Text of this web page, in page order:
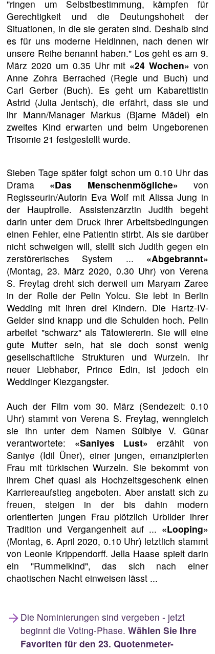
"ringen um Selbstbestimmung, kämpfen für
Gerechtigkeit und die Deutungshoheit der
Situationen, in die sie geraten sind. Deshalb sind
es für uns moderne Heldinnen, nach denen wir
unsere Reihe benannt haben." Los geht es am 9.
März 2020 um 0.35 Uhr mit «24 Wochen» von
Anne Zohra Berrached (Regie und Buch) und
Carl Gerber (Buch). Es geht um Kabarettistin
Astrid (Julia Jentsch), die erfährt, dass sie und
ihr Mann/Manager Markus (Bjarne Mädel) ein
zweites Kind erwarten und beim Ungeborenen
Trisomie 21 festgestellt wurde.
Sieben Tage später folgt schon um 0.10 Uhr das
Drama «Das Menschenmögliche» von
Regisseurin/Autorin Eva Wolf mit Alissa Jung in
der Hauptrolle. Assistenzärztin Judith begeht
darin unter dem Druck ihrer Arbeitsbedingungen
einen Fehler, eine Patientin stirbt. Als sie darüber
nicht schweigen will, stellt sich Judith gegen ein
zerstörerisches System ... «Abgebrannt»
(Montag, 23. März 2020, 0.30 Uhr) von Verena
S. Freytag dreht sich derweil um Maryam Zaree
in der Rolle der Pelin Yolcu. Sie lebt in Berlin
Wedding mit ihren drei Kindern. Die Hartz-IV-
Gelder sind knapp und die Schulden hoch. Pelin
arbeitet "schwarz" als Tätowiererin. Sie will eine
gute Mutter sein, hat sie doch sonst wenig
gesellschaftliche Strukturen und Wurzeln. Ihr
neuer Liebhaber, Prince Edin, ist jedoch ein
Weddinger Kiezgangster.
Auch der Film vom 30. März (Sendezeit: 0.10
Uhr) stammt von Verena S. Freytag, wenngleich
sie ihn unter dem Namen Sülbiye V. Günar
verantwortete: «Saniyes Lust» erzählt von
Saniye (Idil Üner), einer jungen, emanzipierten
Frau mit türkischen Wurzeln. Sie bekommt von
ihrem Chef quasi als Hochzeitsgeschenk einen
Karriereaufstieg angeboten. Aber anstatt sich zu
freuen, steigen in der bis dahin modern
orientierten jungen Frau plötzlich Urbilder ihrer
Tradition und Vergangenheit auf ... «Looping»
(Montag, 6. April 2020, 0.10 Uhr) letztlich stammt
von Leonie Krippendorff. Jella Haase spielt darin
ein "Rummelkind", das sich nach einer
chaotischen Nacht einweisen lässt ...
Die Nominierungen sind vergeben - jetzt
beginnt die Voting-Phase. Wählen Sie Ihre
Favoriten für den 23. Quotenmeter-